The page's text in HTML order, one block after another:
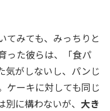
てみても、みっちりと
った彼らは、「食パ
気がしないし、パンじ
ケーキに対しても同じ
に構わないが、 大き